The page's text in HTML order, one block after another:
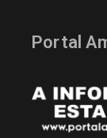
Portal